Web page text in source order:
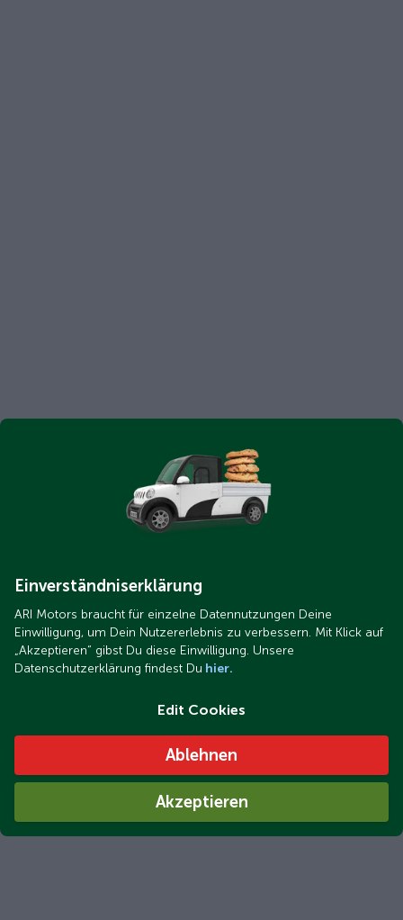
Einverständniserklärung
ARI Motors braucht für einzelne Datennutzungen Deine
Einwilligung, um Dein Nutzererlebnis zu verbessern. Mit Klick auf
„Akzeptieren“ gibst Du diese Einwilligung. Unsere
Datenschutzerklärung findest Du hier.
Edit Cookies
Ablehnen
Akzeptieren